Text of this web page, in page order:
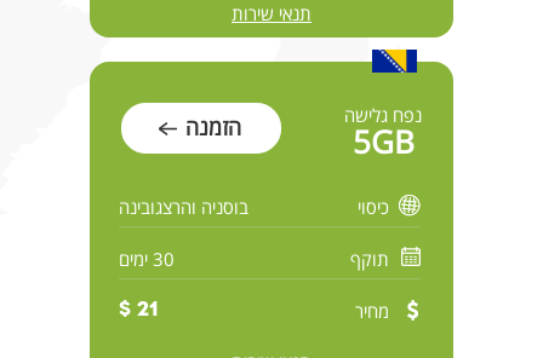
תנאי שירות
נפח גלישה
5GB הזמנה
כיסוי בוסניה והרצגובינה
תוקף 30 ימים
מחיר 21 $